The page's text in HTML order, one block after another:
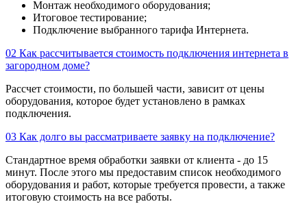
Монтаж необходимого оборудования;
Итоговое тестирование;
Подключение выбранного тарифа Интернета.
02 Как рассчитывается стоимость подключения интернета в
загородном доме?
Рассчет стоимости, по большей части, зависит от цены
оборудования, которое будет установлено в рамках
подключения.
03 Как долго вы рассматриваете заявку на подключение?
Стандартное время обработки заявки от клиента - до 15
минут. После этого мы предоставим список необходимого
оборудования и работ, которые требуется провести, а также
итоговую стоимость на все работы.